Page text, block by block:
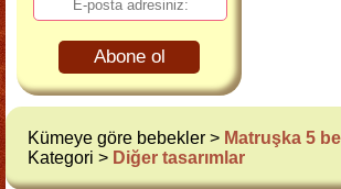
Abone ol
Kümeye göre bebekler > Matruşka 5
Kategori > Diğer tasarımlar